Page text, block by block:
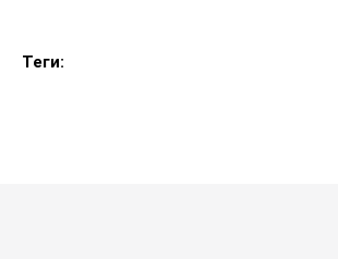
Теги: